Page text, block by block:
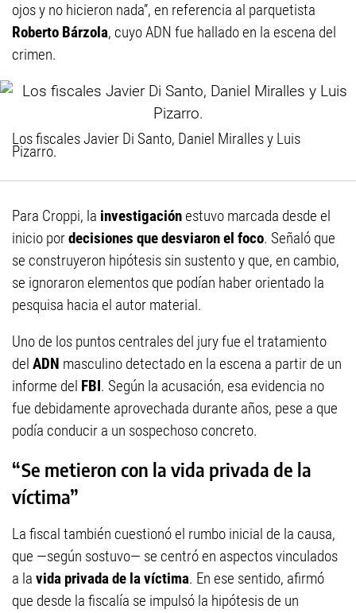
ojos y no hicieron nada”, en referencia al parquetista
Roberto Bárzola, cuyo ADN fue hallado en la escena del
crimen.
Los fiscales Javier Di Santo, Daniel Miralles y Luis
Pizarro.
Para Croppi, la investigaciónestuvo marcada desde el
inicio pordecisiones que desviaron el foco. Señaló que
se construyeron hipótesis sin sustento y que, en cambio,
se ignoraron elementos que podían haber orientado la
pesquisa hacia el autor material.
Uno de los puntos centrales del jury fue el tratamiento
del ADN masculino detectado en la escena a partir de un
informe del FBI. Según la acusación, esa evidencia no
fue debidamente aprovechada durante años, pese a que
podía conducir a un sospechoso concreto.
“Se metieron con la vida privada de la
víctima”
La fiscal también cuestionó el rumbo inicial de la causa,
que —según sostuvo— se centró en aspectos vinculados
a la vida privada de la víctima. En ese sentido, afirmó
que desde la fiscalía se impulsó la hipótesis de un